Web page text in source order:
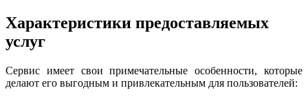
Характеристики предоставляемых
услуг
Сервис имеет свои примечательные особенности, которые
делают его выгодным и привлекательным для пользователей: